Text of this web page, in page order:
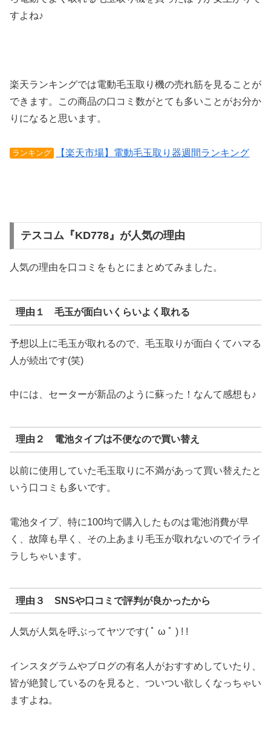
すよね♪
楽天ランキングでは電動毛玉取り機の売れ筋を見ることが
できます。この商品の口コミ数がとても多いことがお分か
りになると思います。
ランキング 【楽天市場】電動毛玉取り器週間ランキング
テスコム『KD778』が人気の理由
人気の理由を口コミをもとにまとめてみました。
理由１ 毛玉が面白いくらいよく取れる
予想以上に毛玉が取れるので、毛玉取りが面白くてハマる
人が続出です(笑)
中には、セーターが新品のように蘇った！なんて感想も♪
理由２ 電池タイプは不便なので買い替え
以前に使用していた毛玉取りに不満があって買い替えたと
いう口コミも多いです。
電池タイプ、特に100均で購入したものは電池消費が早
く、故障も早く、その上あまり毛玉が取れないのでイライ
ラしちゃいます。
理由３ SNSや口コミで評判が良かったから
人気が人気を呼ぶってヤツです( ﾟ ω ﾟ ) ! !
インスタグラムやブログの有名人がおすすめしていたり、
皆が絶賛しているのを見ると、ついつい欲しくなっちゃい
ますよね。